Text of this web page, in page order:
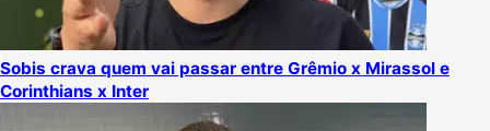
Sobis crava quem vai passar entre Grêmio x Mirassol e
Corinthians x Inter